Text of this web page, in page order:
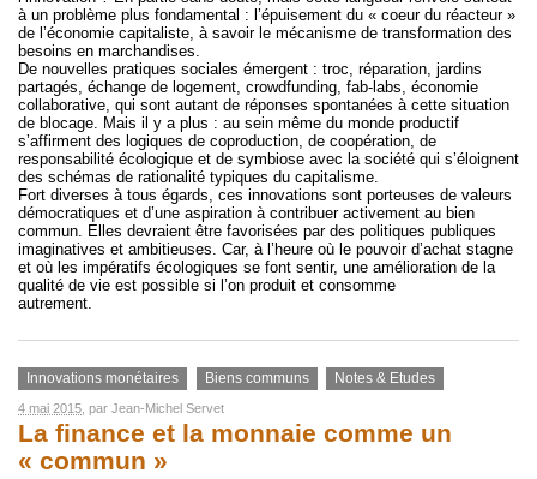
à un problème plus fondamental : l’épuisement du « coeur du réacteur »
de l’économie capitaliste, à savoir le mécanisme de transformation des
besoins en marchandises.
De nouvelles pratiques sociales émergent : troc, réparation, jardins
partagés, échange de logement, crowdfunding, fab-labs, économie
collaborative, qui sont autant de réponses spontanées à cette situation
de blocage. Mais il y a plus : au sein même du monde productif
s’affirment des logiques de coproduction, de coopération, de
responsabilité écologique et de symbiose avec la société qui s’éloignent
des schémas de rationalité typiques du capitalisme.
Fort diverses à tous égards, ces innovations sont porteuses de valeurs
démocratiques et d’une aspiration à contribuer activement au bien
commun. Elles devraient être favorisées par des politiques publiques
imaginatives et ambitieuses. Car, à l’heure où le pouvoir d’achat stagne
et où les impératifs écologiques se font sentir, une amélioration de la
qualité de vie est possible si l’on produit et consomme
autrement.
Innovations monétaires Biens communs Notes & Etudes
4 mai 2015 , par Jean-Michel Servet
La finance et la monnaie comme un
« commun »